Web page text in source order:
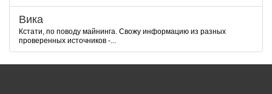
Вика
Кстати, по поводу майнинга. Свожу информацию из разных
проверенных источников -...